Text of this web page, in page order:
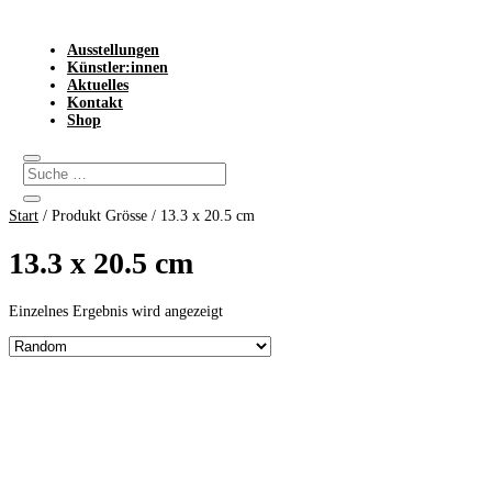
Ausstellungen
Künstler:innen
Aktuelles
Kontakt
Shop
Start / Produkt Grösse / 13.3 x 20.5 cm
13.3 x 20.5 cm
Einzelnes Ergebnis wird angezeigt